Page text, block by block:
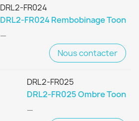
DRL2-FR024
DRL2-FR024 Rembobinage Toon
—
Nous contacter
DRL2-FR025
DRL2-FR025 Ombre Toon
—